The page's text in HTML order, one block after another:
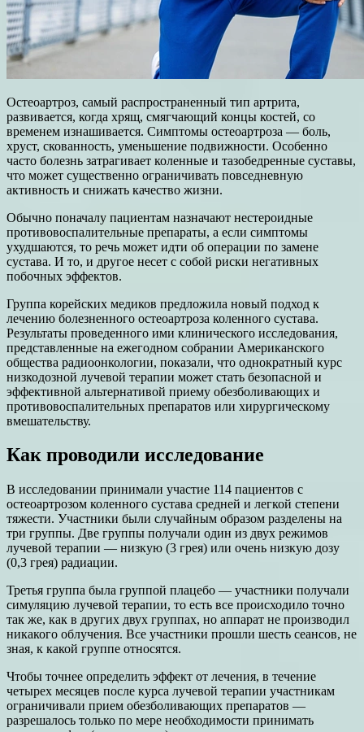
Остеоартроз, самый распространенный тип артрита,
развивается, когда хрящ, смягчающий концы костей, со
временем изнашивается. Симптомы остеоартроза — боль,
хруст, скованность, уменьшение подвижности. Особенно
часто болезнь затрагивает коленные и тазобедренные суставы,
что может существенно ограничивать повседневную
активность и снижать качество жизни.
Обычно поначалу пациентам назначают нестероидные
противовоспалительные препараты, а если симптомы
ухудшаются, то речь может идти об операции по замене
сустава. И то, и другое несет с собой риски негативных
побочных эффектов.
Группа корейских медиков предложила новый подход к
лечению болезненного остеоартроза коленного сустава.
Результаты проведенного ими клинического исследования,
представленные на ежегодном собрании Американского
общества радиоонкологии, показали, что однократный курс
низкодозной лучевой терапии может стать безопасной и
эффективной альтернативой приему обезболивающих и
противовоспалительных препаратов или хирургическому
вмешательству.
Как проводили исследование
В исследовании принимали участие 114 пациентов с
остеоартрозом коленного сустава средней и легкой степени
тяжести. Участники были случайным образом разделены на
три группы. Две группы получали один из двух режимов
лучевой терапии — низкую (3 грея) или очень низкую дозу
(0,3 грея) радиации.
Третья группа была группой плацебо — участники получали
симуляцию лучевой терапии, то есть все происходило точно
так же, как в других двух группах, но аппарат не производил
никакого облучения. Все участники прошли шесть сеансов, не
зная, к какой группе относятся.
Чтобы точнее определить эффект от лечения, в течение
четырех месяцев после курса лучевой терапии участникам
ограничивали прием обезболивающих препаратов —
разрешалось только по мере необходимости принимать